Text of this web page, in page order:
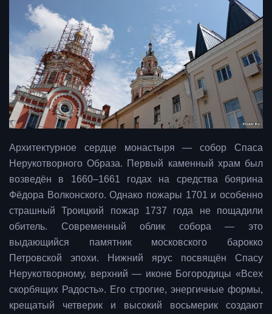
Архитектурное сердце монастыря — собор Спаса
Нерукотворного Образа. Первый каменный храм был
возведён в 1660–1661 годах на средства боярина
Фёдора Волконского. Однако пожары 1701 и особенно
страшный Троицкий пожар 1737 года не пощадили
обитель. Современный облик собора — это
выдающийся памятник московского барокко
Петровской эпохи. Нижний ярус посвящён Спасу
Нерукотворному, верхний — иконе Богородицы «Всех
скорбящих Радость». Его строгие, энергичные формы,
крещатый четверик и высокий восьмерик создают